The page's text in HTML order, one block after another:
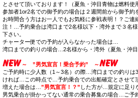
とさせて頂いております！（夏魚・沖目青物は燃料
参加者1or2名での御予約の場合は２週間前から御予約
お時間合う方はお一人でもお気軽に参戦表明！？ご連
注！…予約乗合は湾口まで2名様以下・湾外まで３名
下さい。
チャーター便での予約が入らなかった場合は…
湾口までの釣りの場合…2名様から・湾外（夏魚・沖
～ ”男気宣言！乗合予約” ～
ご予約時に少人数（1～3名）の際…湾口までの釣り
ければ…この時点で…予約乗合での出船確定とさせて
増えた場合は… ”男気宣言！？” した方が…規定に足り
男気乗合が掛かってない通常の乗合募集の場合…ご予